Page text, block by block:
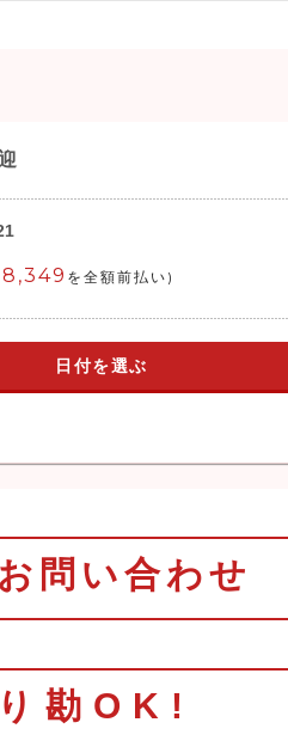
を全額前払い)
日付を選ぶ
お問い合わせ
勘OK!